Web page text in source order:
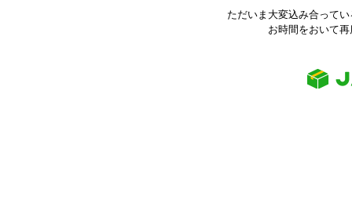
ただいま大変込み合って
お時間をおいて